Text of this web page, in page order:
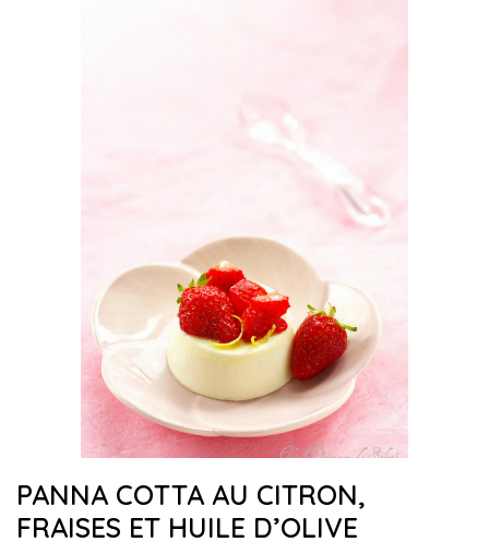
PANNA COTTA AU CITRON,
FRAISES ET HUILE D’OLIVE